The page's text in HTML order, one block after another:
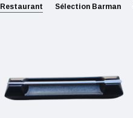
Restaurant Sélection Barman